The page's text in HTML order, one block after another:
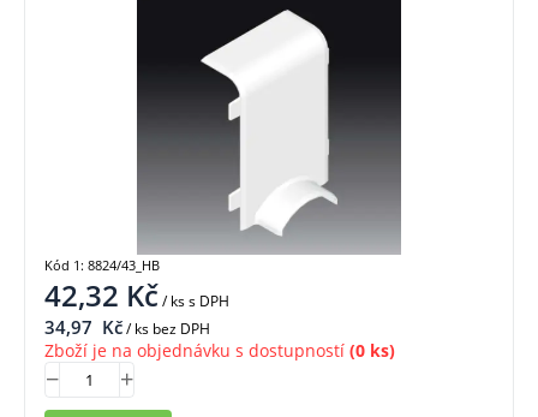
42,32 Kč/ kss DPH
34,97 Kč/ ks bez DPH
Zboží je na objednávku s dostupností (0 ks)
Kód 1: 8824/43_HB